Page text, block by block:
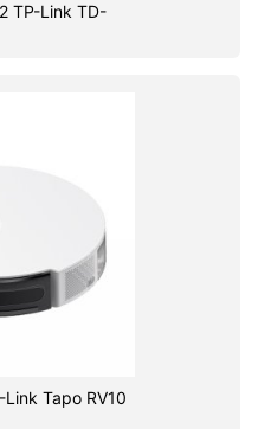
TP-Link TD-
Tapo RV10